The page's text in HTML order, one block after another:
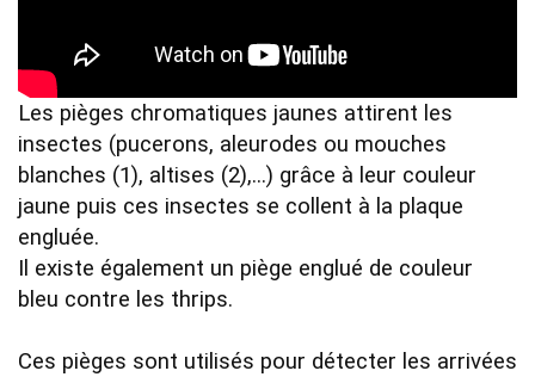
Les pièges chromatiques jaunes attirent les
insectes (pucerons, aleurodes ou mouches
blanches (1), altises (2),...) grâce à leur couleur
jaune puis ces insectes se collent à la plaque
engluée.
Il existe également un piège englué de couleur
bleu contre les thrips.
Ces pièges sont utilisés pour détecter les arrivées